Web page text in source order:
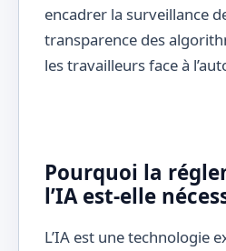
encadrer la surveillance
transparence des
les travailleurs face à
Pourquoi la
l’IA est-elle
L’IA est une technologie